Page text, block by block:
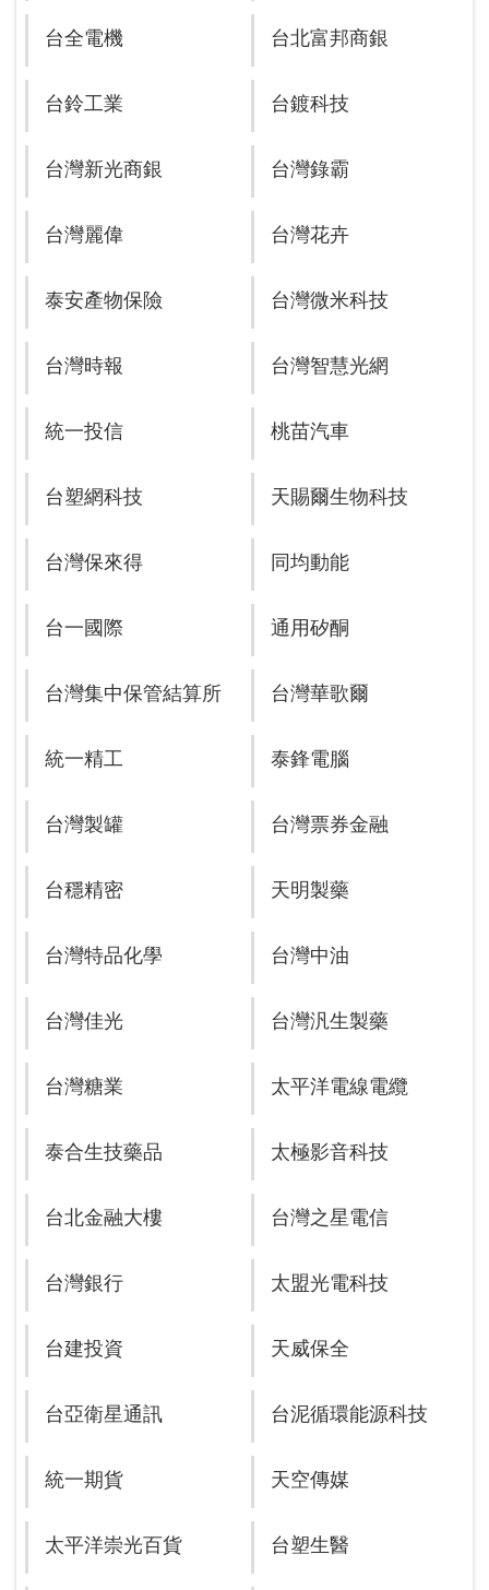
台全電機 台北富邦商銀
台鈴工業 台鍍科技
台灣新光商銀 台灣錄霸
台灣麗偉 台灣花卉
泰安產物保險 台灣微米科技
台灣時報 台灣智慧光網
統一投信 桃苗汽車
台塑網科技 天賜爾生物科技
台灣保來得 同均動能
台一國際 通用矽酮
台灣集中保管結算所 台灣華歌爾
統一精工 泰鋒電腦
台灣製罐 台灣票券金融
台穩精密 天明製藥
台灣特品化學 台灣中油
台灣佳光 台灣汎生製藥
台灣糖業 太平洋電線電纜
泰合生技藥品 太極影音科技
台北金融大樓 台灣之星電信
台灣銀行 太盟光電科技
台建投資 天威保全
台亞衛星通訊 台泥循環能源科技
統一期貨 天空傳媒
太平洋崇光百貨 台塑生醫